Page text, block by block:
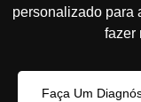
personalizado para
fazer
Faça Um